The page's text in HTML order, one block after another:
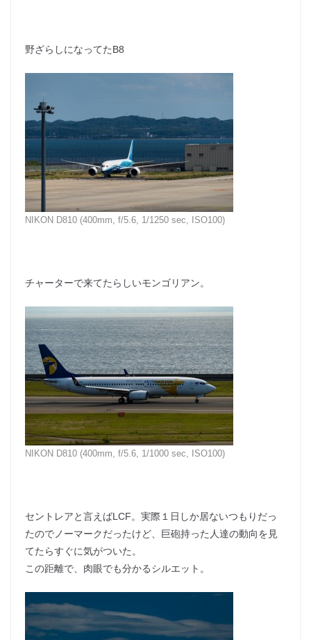
野ざらしになってたB8
NIKON D810 (400mm, f/5.6, 1/1250 sec, ISO100)
チャーターで来てたらしいモンゴリアン。
NIKON D810 (400mm, f/5.6, 1/1000 sec, ISO100)
セントレアと言えばLCF。実際１日しか居ないつもりだっ
たのでノーマークだったけど、巨砲持った人達の動向を見
てたらすぐに気がついた。
この距離で、肉眼でも分かるシルエット。